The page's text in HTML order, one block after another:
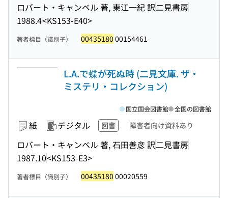
ロバート・キャンベル 著, 東江一紀 訳二見書房
1988.4<KS153-E40>
著者標目（識別子） 00435180 00154461
L.A.で蝶が死ぬ時 (二見文庫. ザ・
ミステリ・コレクション)
紙 デジタル 図書 障害者向け資料あり
ロバート・キャンベル 著, 石田善彦 訳二見書房
1987.10<KS153-E3>
国立国会図書館 全国の図書館
著者標目（識別子） 00435180 00020559